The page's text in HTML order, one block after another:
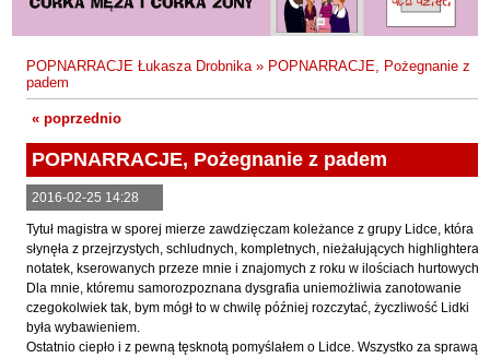
Fajfer Zenon
Filipowski Michał
Fluks Piotr
Frenger Marek
Gedroyć Krzysztof
Gleń Adrian
Gondek Katarzyna
Gorszewski Paweł
Grodecki Andrzej
Zbigniew KosiorowskiNawrót
Artur Daniel Liskowacki
Grażyna Obrąpalska
Jakub Michał Pawłowski Agrestowe sny
Uta PrzybośCoraz
Gustaw RajmusKrólestwa
Rafał SienkiewiczSmutny bóg
Karol SamselAutodafe 8
Karol SamselCairo Declaration
POPNARRACJE Łukasza Drobnika» POPNARRACJE, Pożegnanie z
padem
« poprzednio
POPNARRACJE, Pożegnanie z padem
2016-02-25 14:28
Tytuł magistra w sporej mierze zawdzięczam koleżance z grupy Lidce, która
słynęła z przejrzystych, schludnych, kompletnych, nieżałujących highlightera
notatek, kserowanych przeze mnie i znajomych z roku w ilościach hurtowych.
Dla mnie, któremu samorozpoznana dysgrafia uniemożliwia zanotowanie
czegokolwiek tak, bym mógł to w chwilę później rozczytać, życzliwość Lidki
była wybawieniem.
Ostatnio ciepło i z pewną tęsknotą pomyślałem o Lidce. Wszystko za sprawą